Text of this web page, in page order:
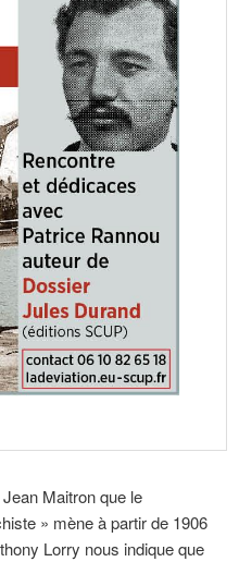
Maitron que le
» mène à partir de 1906
Lorry nous indique que